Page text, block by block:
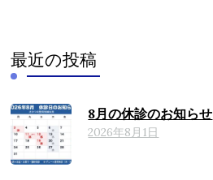
最近の投稿
8月の休診のお知らせ
2026年8月1日